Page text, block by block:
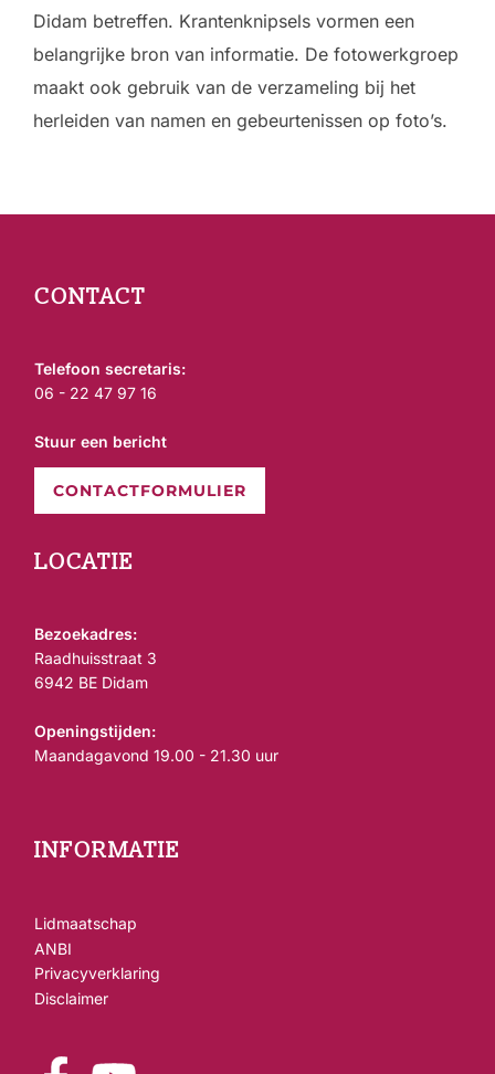
Didam betreffen. Krantenknipsels vormen een
belangrijke bron van informatie. De fotowerkgroep
maakt ook gebruik van de verzameling bij het
herleiden van namen en gebeurtenissen op foto’s.
CONTACT
Telefoon secretaris:
06 - 22 47 97 16
Stuur een bericht
CONTACTFORMULIER
LOCATIE
Bezoekadres:
Raadhuisstraat 3
6942 BE Didam
Openingstijden:
Maandagavond 19.00 - 21.30 uur
INFORMATIE
Lidmaatschap
ANBI
Privacyverklaring
Disclaimer